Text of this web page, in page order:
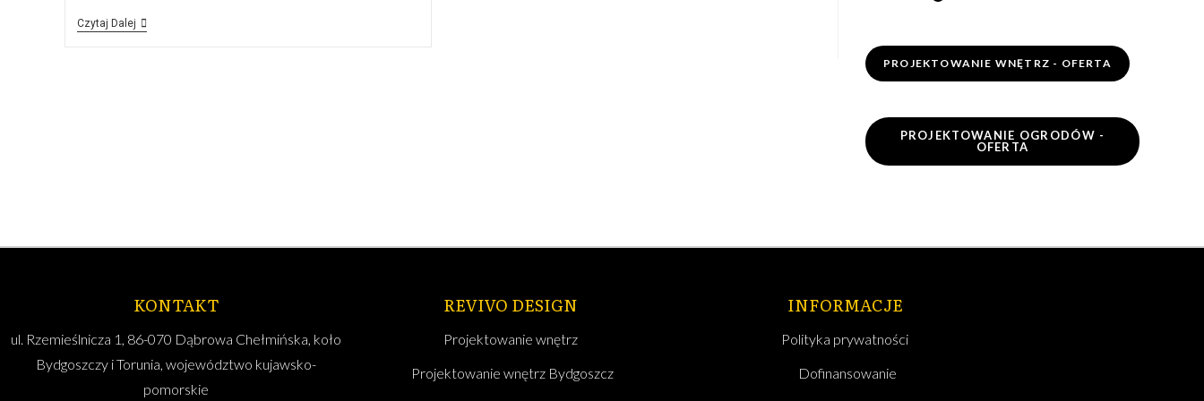
Czytaj Dalej
PROJEKTOWANIE WNĘTRZ - OFERTA
PROJEKTOWANIE OGRODÓW -
OFERTA
KONTAKT
ul. Rzemieślnicza 1, 86-070 Dąbrowa Chełmińska, koło
Bydgoszczy i Torunia, województwo kujawsko-
pomorskie
REVIVO DESIGN
Projektowanie wnętrz
Projektowanie wnętrz Bydgoszcz
INFORMACJE
Polityka prywatności
Dofinansowanie